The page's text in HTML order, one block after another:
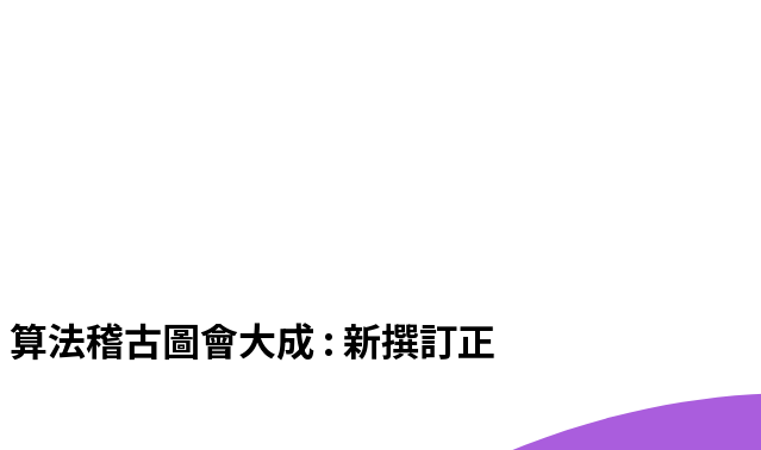
算法稽古圖會大成 : 新撰訂正